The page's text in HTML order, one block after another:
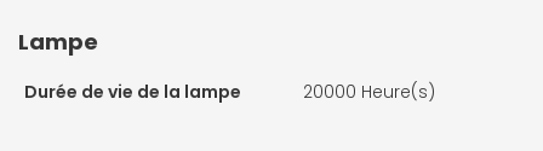
Lampe
Durée de vie de la lampe 20000 Heure(s)